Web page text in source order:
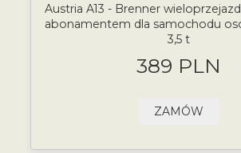
Austria A13 - Brenner
abonamentem dla samochodu
3,5 t
389 PLN
ZAMÓW